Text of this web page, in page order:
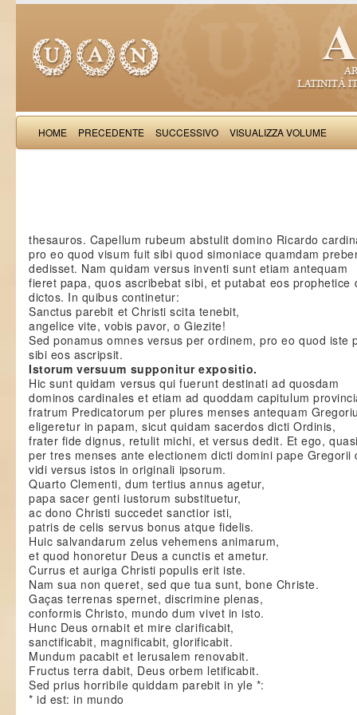
HOME PRECEDENTE SUCCESSIVO VISUALIZZA VOLUME
thesauros. Capellum rubeum abstulit domino Ricardo
pro eo quod visum fuit sibi quod simoniace quamdam
dedisset. Nam quidam versus inventi sunt etiam antequam
fieret papa, quos ascribebat sibi, et putabat eos prophetice
dictos. In quibus continetur:
Sanctus parebit et Christi scita tenebit,
angelice vite, vobis pavor, o Giezite!
Sed ponamus omnes versus per ordinem, pro eo quod iste
sibi eos ascripsit.
Istorum versuum supponitur expositio.
Hic sunt quidam versus qui fuerunt destinati ad quosdam
dominos cardinales et etiam ad quoddam capitulum
fratrum Predicatorum per plures menses antequam
eligeretur in papam, sicut quidam sacerdos dicti Ordinis,
frater fide dignus, retulit michi, et versus dedit. Et ego,
per tres menses ante electionem dicti domini pape Gregorii
vidi versus istos in originali ipsorum.
Quarto Clementi, dum tertius annus agetur,
papa sacer genti iustorum substituetur,
ac dono Christi succedet sanctior isti,
patris de celis servus bonus atque fidelis.
Huic salvandarum zelus vehemens animarum,
et quod honoretur Deus a cunctis et ametur.
Currus et auriga Christi populis erit iste.
Nam sua non queret, sed que tua sunt, bone Christe.
Gaças terrenas spernet, discrimine plenas,
conformis Christo, mundo dum vivet in isto.
Hunc Deus ornabit et mire clarificabit,
sanctificabit, magnificabit, glorificabit.
Mundum pacabit et Ierusalem renovabit.
Fructus terra dabit, Deus orbem letificabit.
Sed prius horribile quiddam parebit in yle *:
* id est: in mundo